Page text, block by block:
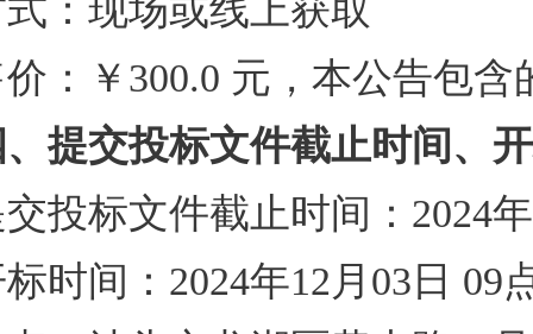
：现场或线上获取
：￥300.0 元，本公告包
提交投标文件截止时间、
投标文件截止时间：2024
时间：2024年12月03日 09